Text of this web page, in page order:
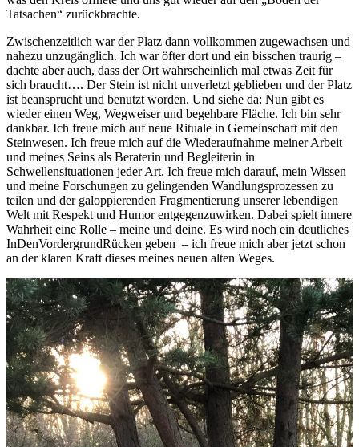
Tatsachen“ zurückbrachte.
Zwischenzeitlich war der Platz dann vollkommen zugewachsen und
nahezu unzugänglich. Ich war öfter dort und ein bisschen traurig –
dachte aber auch, dass der Ort wahrscheinlich mal etwas Zeit für
sich braucht…. Der Stein ist nicht unverletzt geblieben und der Platz
ist beansprucht und benutzt worden. Und siehe da: Nun gibt es
wieder einen Weg, Wegweiser und begehbare Fläche. Ich bin sehr
dankbar. Ich freue mich auf neue Rituale in Gemeinschaft mit den
Steinwesen. Ich freue mich auf die Wiederaufnahme meiner Arbeit
und meines Seins als Beraterin und Begleiterin in
Schwellensituationen jeder Art. Ich freue mich darauf, mein Wissen
und meine Forschungen zu gelingenden Wandlungsprozessen zu
teilen und der galoppierenden Fragmentierung unserer lebendigen
Welt mit Respekt und Humor entgegenzuwirken. Dabei spielt innere
Wahrheit eine Rolle – meine und deine. Es wird noch ein deutliches
InDenVordergrundRücken geben – ich freue mich aber jetzt schon
an der klaren Kraft dieses meines neuen alten Weges.